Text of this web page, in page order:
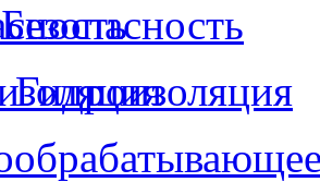
Безопасность
Гидроизоляция